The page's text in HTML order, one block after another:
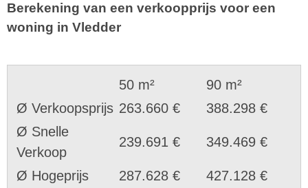
Berekening van een verkoopprijs voor een
woning in Vledder
50 m²
90 m²
Ø Verkoopsprijs 263.660 €
388.298 €
Ø Snelle
Verkoop
239.691 € 349.469 €
Ø Hogeprijs 287.628 € 427.128 €